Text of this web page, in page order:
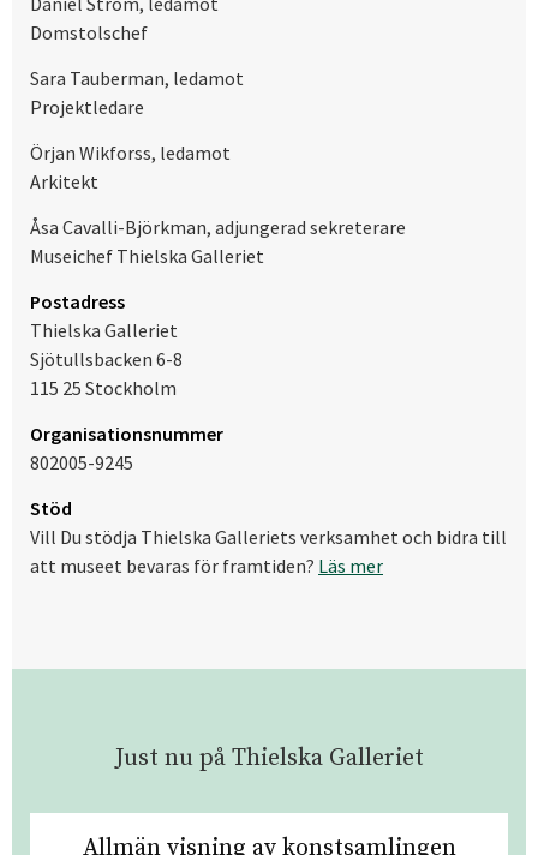
Domstolschef
Sara Tauberman, ledamot
Projektledare
Örjan Wikforss, ledamot
Arkitekt
Åsa Cavalli-Björkman, adjungerad sekreterare
Museichef Thielska Galleriet
Postadress
Thielska Galleriet
Sjötullsbacken 6-8
115 25 Stockholm
Organisationsnummer
802005-9245
Stöd
Vill Du stödja Thielska Galleriets verksamhet och bidra till
att museet bevaras för framtiden? Läs mer
Just nu på Thielska Galleriet
Allmän visning av konstsamlingen